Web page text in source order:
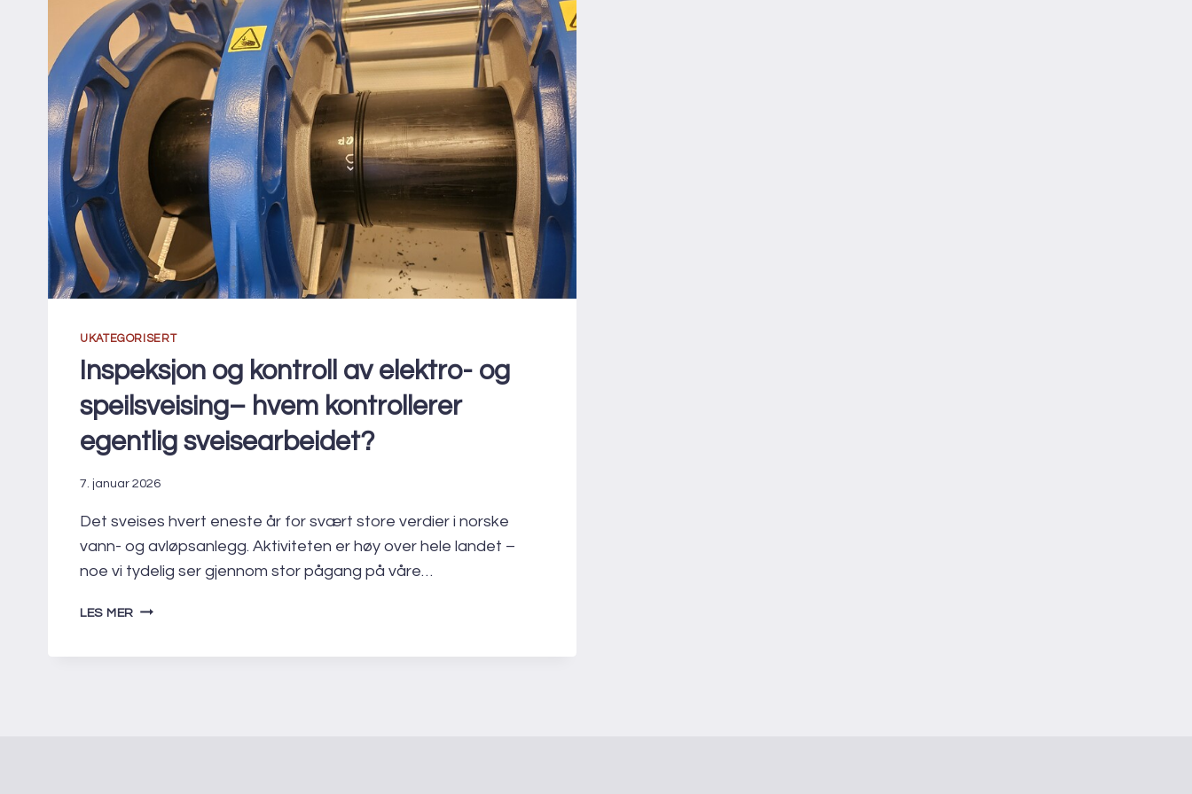
UKATEGORISERT
Inspeksjon og kontroll av elektro- og
speilsveising– hvem kontrollerer
egentlig sveisearbeidet?
7. januar 2026
Det sveises hvert eneste år for svært store verdier i norske
vann- og avløpsanlegg. Aktiviteten er høy over hele landet –
noe vi tydelig ser gjennom stor pågang på våre…
LES MER INSPEKSJON